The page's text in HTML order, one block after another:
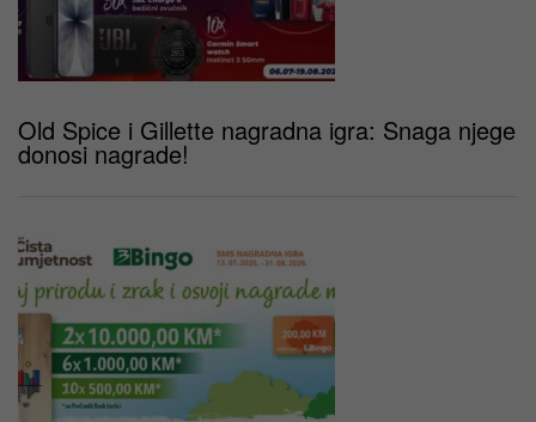
Old Spice i Gillette nagradna igra: Snaga njege
donosi nagrade!